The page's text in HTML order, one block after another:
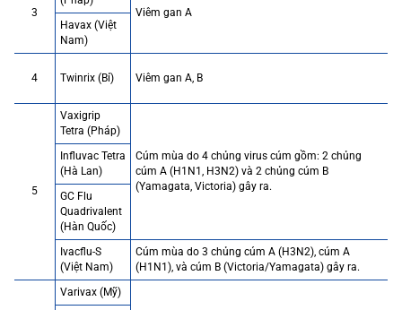
3
Viêm gan A
Havax (Việt
Nam)
4 Twinrix (Bỉ) Viêm gan A, B
5
Vaxigrip
Tetra (Pháp)
Cúm mùa do 4 chủng virus cúm gồm: 2 chủng
cúm A (H1N1, H3N2) và 2 chủng cúm B
(Yamagata, Victoria) gây ra.
Influvac Tetra
(Hà Lan)
GC Flu
Quadrivalent
(Hàn Quốc)
Ivacflu-S
(Việt Nam)
Cúm mùa do 3 chủng cúm A (H3N2), cúm A
(H1N1), và cúm B (Victoria/Yamagata) gây ra.
Varivax (Mỹ)